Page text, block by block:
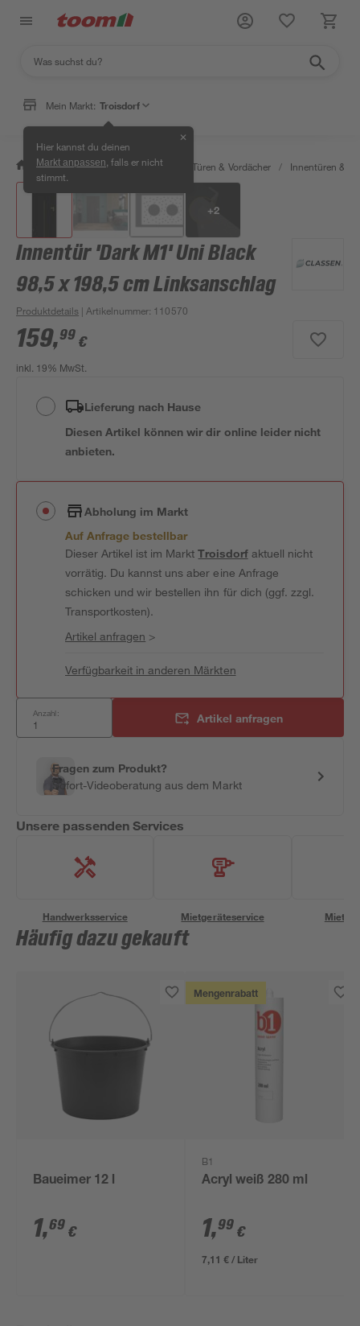
Mein Markt: Troisdorf
Hier kannst du deinen
Markt anpassen , falls er nicht
stimmt.
✕
/ Bauen & Renovieren / Fenster, Türen & Vordächer / Innentüren &
+2
Innentür 'Dark M1' Uni Black
98,5 x 198,5 cm Linksanschlag
Produktdetails | Artikelnummer: 110570
159,99 €
inkl. 19% MwSt.
Lieferung nach Hause
Diesen Artikel können wir dir online leider nicht
anbieten.
Abholung im Markt
Auf Anfrage bestellbar
Dieser Artikel ist im MarktTroisdorfaktuell nicht
vorrätig. Du kannst uns aber eine Anfrage
schicken und wir bestellen ihn für dich (ggf. zzgl.
Transportkosten).
Artikel anfragen >
Verfügbarkeit in anderen Märkten
Anzahl: Artikel anfragen
Fragen zum Produkt?
Sofort-Videoberatung aus dem Markt
Unsere passenden Services
Handwerksservice Mietgeräteservice
Häufig dazu gekauft
Baueimer 12 l
1,69 €
Mengenrabatt
B1
Acryl weiß 280 ml
1,99 €
7,11 € / Liter